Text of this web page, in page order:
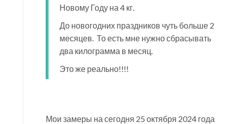
Новому Году на 4 кг.
До новогодних праздников чуть больше 2
месяцев. То есть мне нужно сбрасывать
два килограмма в месяц.
Это же реально!!!!
Мои замеры на сегодня 25 октября 2024 года